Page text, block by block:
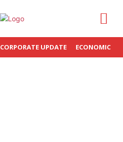
CORPORATE UPDATE ECONOMIC